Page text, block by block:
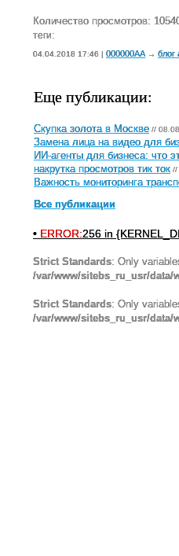
Количество просмотров:
теги:
04.04.2018 17:46 | 000000AA → блог
Еще публикации:
Скупка золота в Москве //
Замена лица на видео для
ИИ-агенты для бизнеса: что
накрутка просмотров тик ток //
Важность мониторинга
Все публикации
• ERROR:256 in
Strict Standards: Only
/var/www/sitebs_ru_usr/
Strict Standards: Only
/var/www/sitebs_ru_usr/